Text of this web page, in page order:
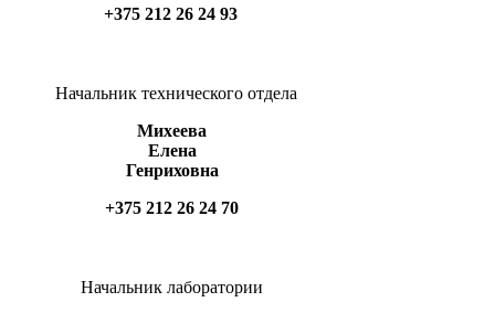
+375 212 26 24 93
Начальник технического отдела
Михеева
Елена
Генриховна
+375 212 26 24 70
Начальник лаборатории